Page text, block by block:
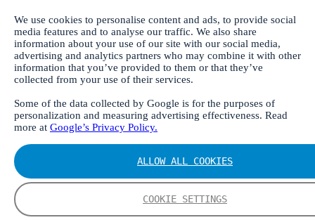
We use cookies to personalise content and ads, to provide social
media features and to analyse our traffic. We also share
information about your use of our site with our social media,
advertising and analytics partners who may combine it with other
information that you’ve provided to them or that they’ve
collected from your use of their services.
Some of the data collected by Google is for the purposes of
personalization and measuring advertising effectiveness. Read
more at Google’s Privacy Policy.
COOKIE SETTINGS
ALLOW ALL COOKIES
便攜式取樣系統
數字產品
Calcmet 軟件
Insight 數字解決方案
我們的技術
CVAF – 冷蒸汽原子螢光
FTIR – 傅立葉轉換紅外
智能手機應用程式
关于我们